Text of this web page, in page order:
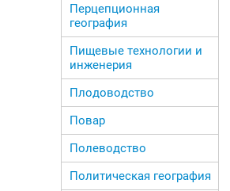
Перцепционная
география
Пищевые технологии и
инженерия
Плодоводство
Повар
Полеводство
Политическая география